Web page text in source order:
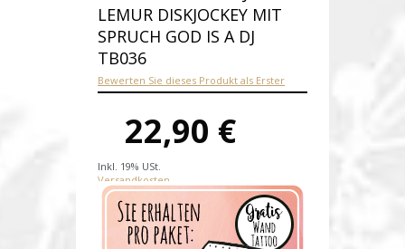
LEMUR DISKJOCKEY MIT
SPRUCH GOD IS A DJ
TB036
Bewerten Sie dieses Produkt als Erster
22,90 €
Inkl. 19% USt.
Versandkosten
Produktnummer:
Verfügbarkeit: Auf Lager
Lieferzeit: 1-2 Werktage nach
Zahungseingang